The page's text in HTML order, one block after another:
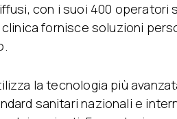
con i suoi 400 operatori
fornisce soluzioni
la tecnologia più
sanitari nazionali e